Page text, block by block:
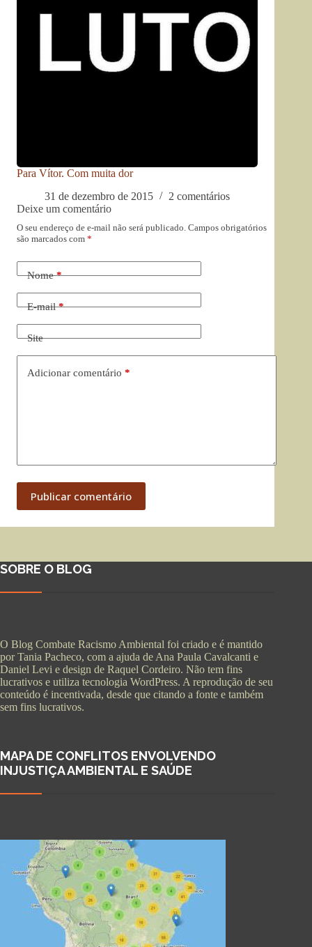
Para Vítor. Com muita dor
31 de dezembro de 2015
2 comentários
Deixe um comentário
O seu endereço de e-mail não será publicado. Campos obrigatórios
são marcados com *
Nome*
E-mail*
Site
Adicionar comentário *
Publicar comentário
SOBRE O BLOG
O Blog Combate Racismo Ambiental foi criado e é mantido
por Tania Pacheco, com a ajuda de Ana Paula Cavalcanti e
Daniel Levi e design de Raquel Cordeiro. Não tem fins
lucrativos e utiliza tecnologia WordPress. A reprodução de seu
conteúdo é incentivada, desde que citando a fonte e também
sem fins lucrativos.
MAPA DE CONFLITOS ENVOLVENDO
INJUSTIÇA AMBIENTAL E SAÚDE